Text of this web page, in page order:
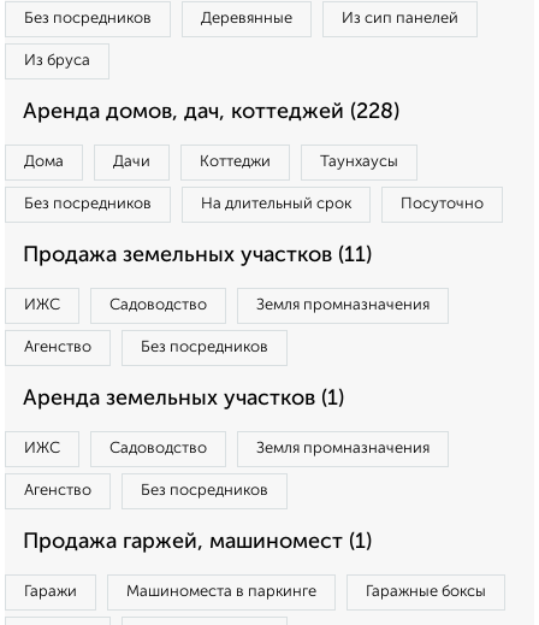
Без посредников Деревянные Из сип панелей
Из бруса
Аренда домов, дач, коттеджей (228)
Дома Дачи Коттеджи Таунхаусы
Без посредников На длительный срок Посуточно
Продажа земельных участков (11)
ИЖС Садоводство Земля промназначения
Агенство Без посредников
Аренда земельных участков (1)
ИЖС Садоводство Земля промназначения
Агенство Без посредников
Продажа гаржей, машиномест (1)
Гаражи Машиноместа в паркинге Гаражные боксы